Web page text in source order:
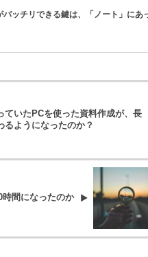
バッチリできる鍵は、「ノート」にあ
ていたPCを使った資料作成が、長
るようになったのか？
間になったのか